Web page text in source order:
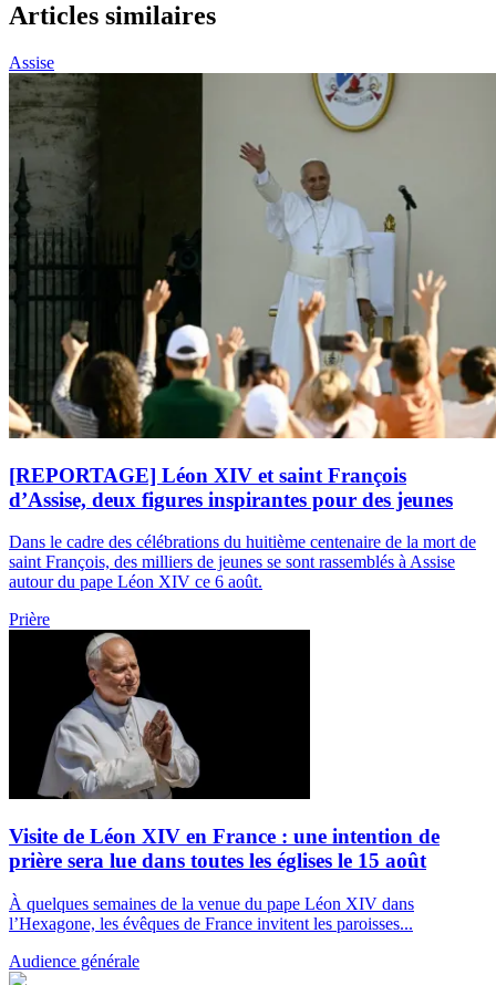
Articles similaires
Assise
[REPORTAGE] Léon XIV et saint François
d’Assise, deux figures inspirantes pour des jeunes
Dans le cadre des célébrations du huitième centenaire de la mort de
saint François, des milliers de jeunes se sont rassemblés à Assise
autour du pape Léon XIV ce 6 août.
Prière
Visite de Léon XIV en France : une intention de
prière sera lue dans toutes les églises le 15 août
À quelques semaines de la venue du pape Léon XIV dans
l’Hexagone, les évêques de France invitent les paroisses...
Audience générale